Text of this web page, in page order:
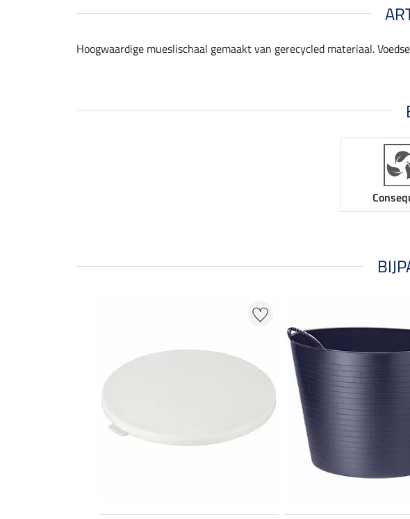
Hoogwaardige mueslischaal gemaakt van gerecycled materiaal.